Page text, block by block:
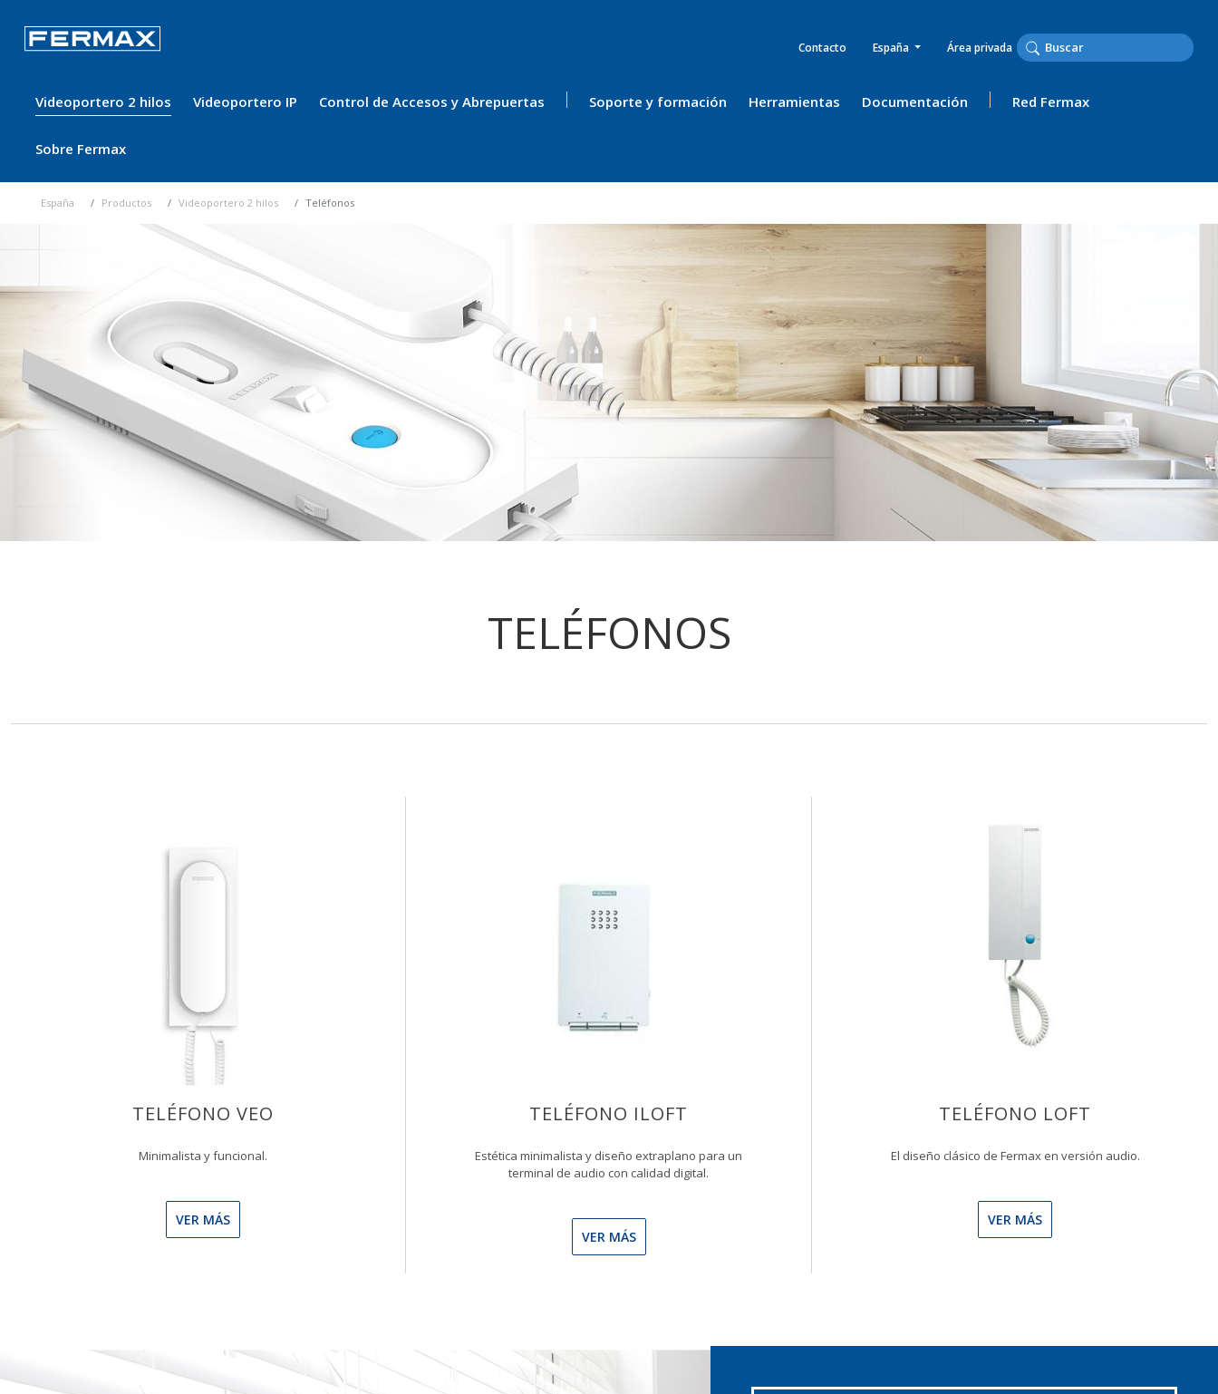
Contacto España Área privada
Videoportero 2 hilos Videoportero IP Control de Accesos y Abrepuertas Soporte y formación Herramientas Documentación Red Fermax
Sobre Fermax
España Productos Videoportero 2 hilos Teléfonos
TELÉFONOS
TELÉFONO VEO
Minimalista y funcional.
VER MÁS
TELÉFONO ILOFT
Estética minimalista y diseño extraplano para un
terminal de audio con calidad digital.
VER MÁS
TELÉFONO LOFT
El diseño clásico de Fermax en versión audio.
VER MÁS